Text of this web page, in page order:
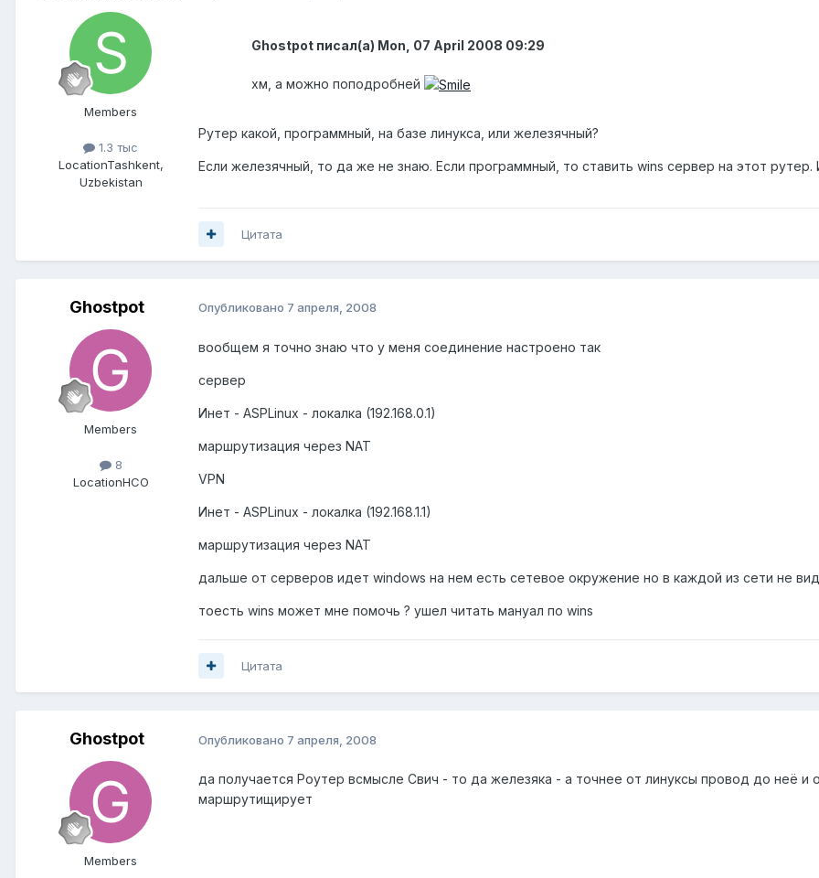
Members
1.3 тыс
LocationTashkent,
Uzbekistan
Ghostpot писал(а) Mon, 07 April 2008 09:29
хм, а можно поподробней
Рутер какой, программный, на базе линукса, или железячный?
Если железячный, то да же не знаю. Если программный, то ставить wins сервер на этот
Цитата
Ghostpot
Members
8
LocationНСО
Опубликовано 7 апреля, 2008
вообщем я точно знаю что у меня соединение настроено так
сервер
Инет - ASPLinux - локалка (192.168.0.1)
маршрутизация через NAT
VPN
Инет - ASPLinux - локалка (192.168.1.1)
маршрутизация через NAT
дальше от серверов идет windows на нем есть сетевое окружение но в каждой из сети не
тоесть wins может мне помочь ? ушел читать мануал по wins
Цитата
Ghostpot
Members
Опубликовано 7 апреля, 2008
да получается Роутер всмысле Свич - то да железяка - а точнее от линуксы провод до неё
маршрутищирует